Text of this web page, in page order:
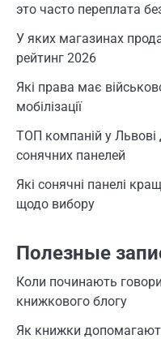
это часто переплата
У яких магазинах
рейтинг 2026
Які права має
мобілізації
ТОП компаній у
сонячних панелей
Які сонячні панелі
щодо вибору
Полезные
Коли починають
книжкового блогу
Як книжки